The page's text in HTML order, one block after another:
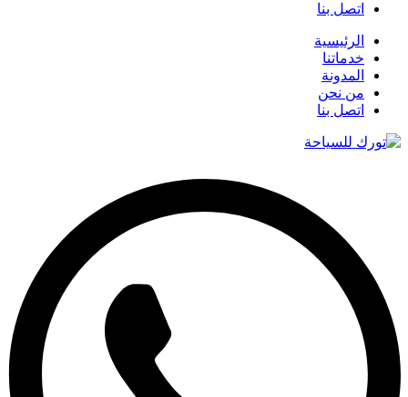
اتصل بنا
الرئيسية
خدماتنا
المدونة
من نحن
اتصل بنا